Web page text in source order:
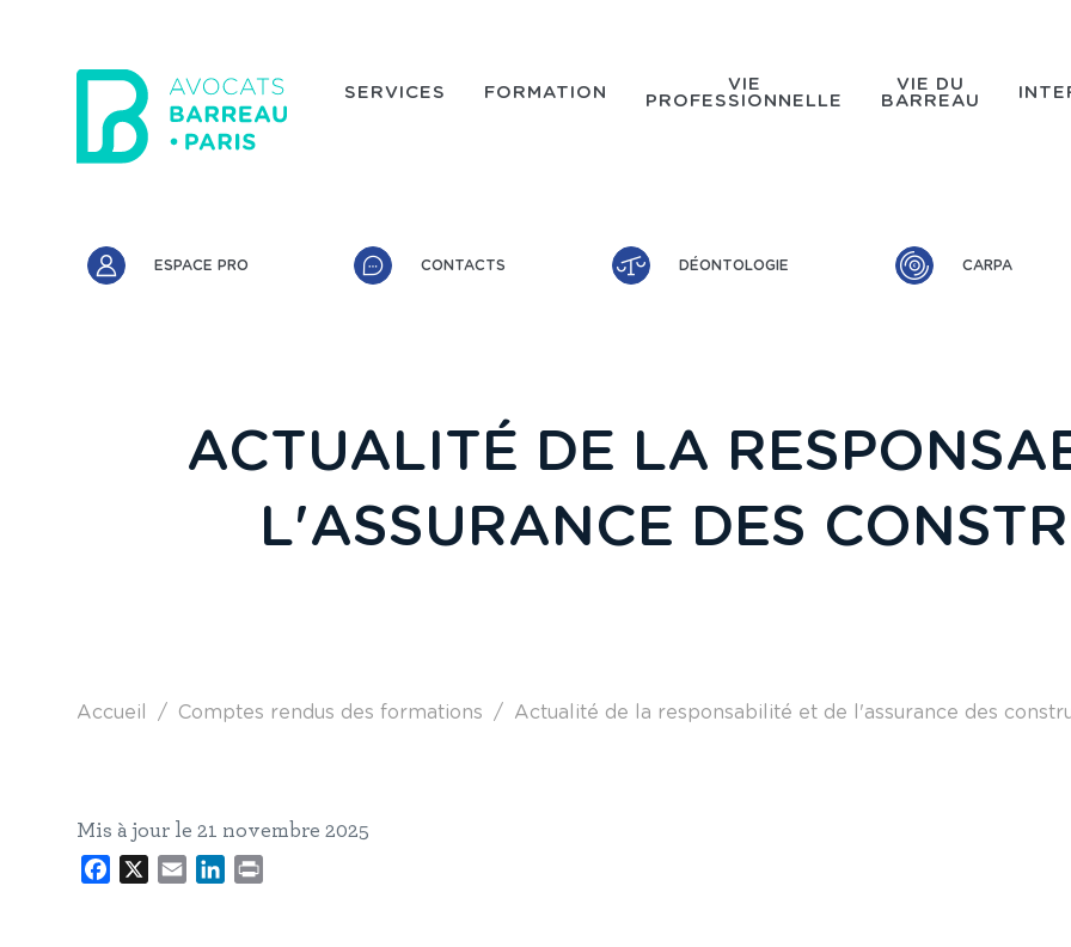
SERVICES FORMATION
VIE
PROFESSIONNELLE
VIE DU
BARREAU
Accès rapide
ESPACE PRO CONTACTS DÉONTOLOGIE CARPA
ACTUALITÉ DE LA
L'ASSURANCE DES
Fil d'Ariane
Accueil Comptes rendus des formations Actualité de la responsabilité et de l'assurance des
Mis à jour le 21 novembre 2025
Facebook
X Email LinkedIn